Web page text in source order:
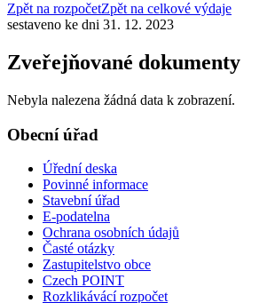
Zpět na rozpočetZpět na celkové výdaje
sestaveno ke dni 31. 12. 2023
Zveřejňované dokumenty
Nebyla nalezena žádná data k zobrazení.
Obecní úřad
Úřední deska
Povinné informace
Stavební úřad
E-podatelna
Ochrana osobních údajů
Časté otázky
Zastupitelstvo obce
Czech POINT
Rozklikávácí rozpočet